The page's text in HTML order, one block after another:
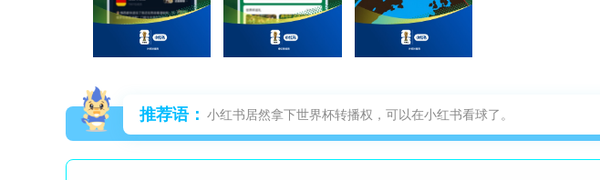
推荐语： 小红书居然拿下世界杯转播权，可以在小红书看球了。